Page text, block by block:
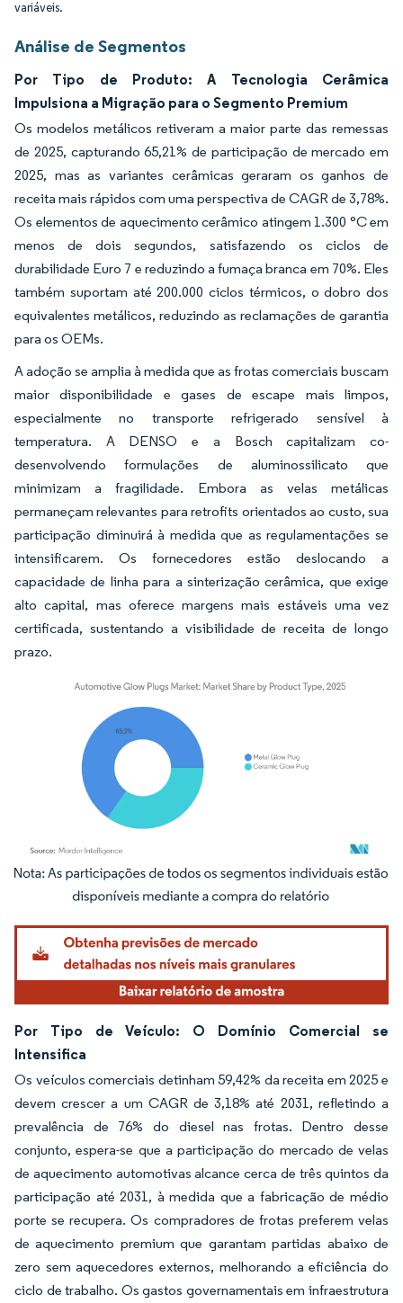
variáveis.
Análise de Segmentos
Por Tipo de Produto: A Tecnologia Cerâmica
Impulsiona a Migração para o Segmento Premium
Os modelos metálicos retiveram a maior parte das remessas
de 2025, capturando 65,21% de participação de mercado em
2025, mas as variantes cerâmicas geraram os ganhos de
receita mais rápidos com uma perspectiva de CAGR de 3,78%.
Os elementos de aquecimento cerâmico atingem 1.300 °C em
menos de dois segundos, satisfazendo os ciclos de
durabilidade Euro 7 e reduzindo a fumaça branca em 70%. Eles
também suportam até 200.000 ciclos térmicos, o dobro dos
equivalentes metálicos, reduzindo as reclamações de garantia
para os OEMs.
A adoção se amplia à medida que as frotas comerciais buscam
maior disponibilidade e gases de escape mais limpos,
especialmente no transporte refrigerado sensível à
temperatura. A DENSO e a Bosch capitalizam co-
desenvolvendo formulações de aluminossilicato que
minimizam a fragilidade. Embora as velas metálicas
permaneçam relevantes para retrofits orientados ao custo, sua
participação diminuirá à medida que as regulamentações se
intensificarem. Os fornecedores estão deslocando a
capacidade de linha para a sinterização cerâmica, que exige
alto capital, mas oferece margens mais estáveis uma vez
certificada, sustentando a visibilidade de receita de longo
prazo.
Imagem © Mordor Intelligence. O reuso requer atribuição conforme CC BY 4.0.
Por Tipo de Veículo: O Domínio Comercial se
Intensifica
Os veículos comerciais detinham 59,42% da receita em 2025 e
devem crescer a um CAGR de 3,18% até 2031, refletindo a
prevalência de 76% do diesel nas frotas. Dentro desse
conjunto, espera-se que a participação do mercado de velas
de aquecimento automotivas alcance cerca de três quintos da
participação até 2031, à medida que a fabricação de médio
porte se recupera. Os compradores de frotas preferem velas
de aquecimento premium que garantam partidas abaixo de
zero sem aquecedores externos, melhorando a eficiência do
ciclo de trabalho. Os gastos governamentais em infraestrutura